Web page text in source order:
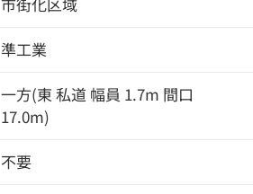
市街化区域
準工業
一方(東 私道 幅員 1.7m 間口
17.0m)
不要